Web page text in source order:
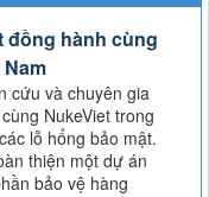
đồng hành cùng
cứu và chuyên gia
NukeViet trong
lỗ hổng bảo mật.
thiện một dự án
bảo vệ hàng